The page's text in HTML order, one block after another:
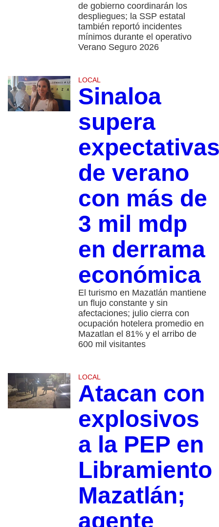
de gobierno coordinarán los
despliegues; la SSP estatal
también reportó incidentes
mínimos durante el operativo
Verano Seguro 2026
LOCAL
Sinaloa
supera
de verano
con más de
3 mil mdp
en derrama
económica
El turismo en Mazatlán mantiene
un flujo constante y sin
afectaciones; julio cierra con
ocupación hotelera promedio en
Mazatlan el 81% y el arribo de
600 mil visitantes
LOCAL
Atacan con
explosivos
a la PEP en
Libramiento
Mazatlán;
agente